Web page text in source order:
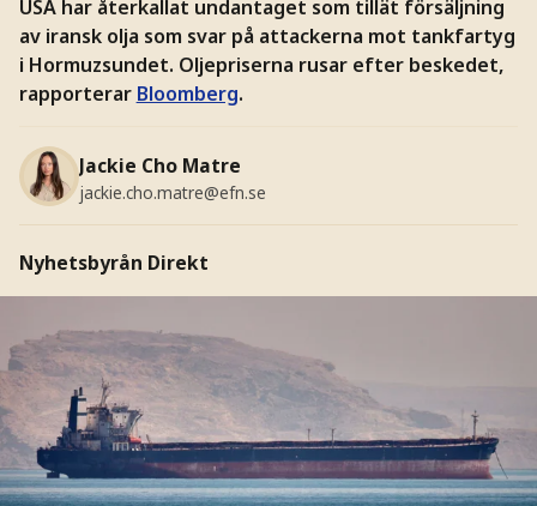
USA har återkallat undantaget som tillät försäljning
av iransk olja som svar på attackerna mot tankfartyg
i Hormuzsundet. Oljepriserna rusar efter beskedet,
rapporterar Bloomberg.
Jackie Cho Matre
jackie.cho.matre@efn.se
Nyhetsbyrån Direkt